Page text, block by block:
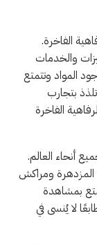
الفاخرة.
والخدمات
المواد وتتمتع
بتجارب
الفاخرة
أنحاء العالم.
المزدهرة ومراكش
بمشاهدة
لا يُنسى في